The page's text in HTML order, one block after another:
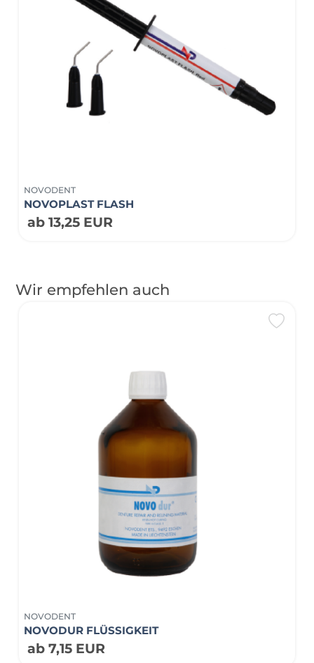
NOVODENT
NOVOPLAST FLASH
ab 13,25 EUR
Wir empfehlen auch
NOVODENT
NOVODUR FLÜSSIGKEIT
ab 7,15 EUR